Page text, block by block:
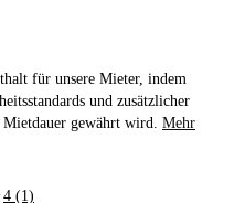
für unsere Mieter, indem
und zusätzlicher
gewährt wird. Mehr
4 (1)